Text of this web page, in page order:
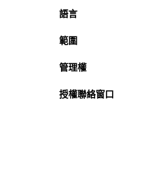
語言
範圍
管理權
授權聯絡窗口